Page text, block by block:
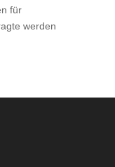
für
werden